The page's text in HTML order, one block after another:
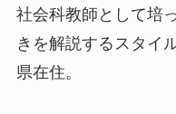
社会科教師として培
きを解説するスタイ
県在住。